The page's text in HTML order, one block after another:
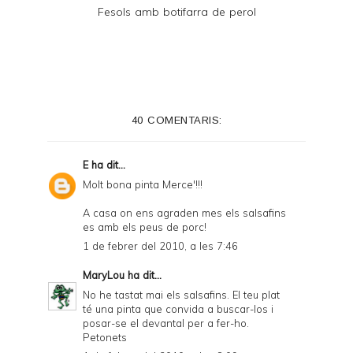
Fesols amb botifarra de perol
40 COMENTARIS:
Eha dit...
Molt bona pinta Merce'!!!
A casa on ens agraden mes els salsafins
es amb els peus de porc!
1 de febrer del 2010, a les 7:46
MaryLou ha dit...
No he tastat mai els salsafins. El teu plat
té una pinta que convida a buscar-los i
posar-se el devantal per a fer-ho.
Petonets